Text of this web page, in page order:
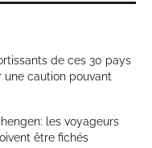
de ces 30 pays
caution pouvant
les voyageurs
être fichés